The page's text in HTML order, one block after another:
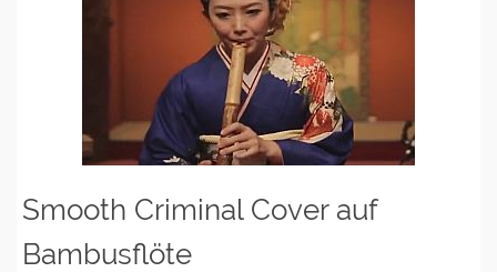
Smooth Criminal Cover auf
Bambusflöte